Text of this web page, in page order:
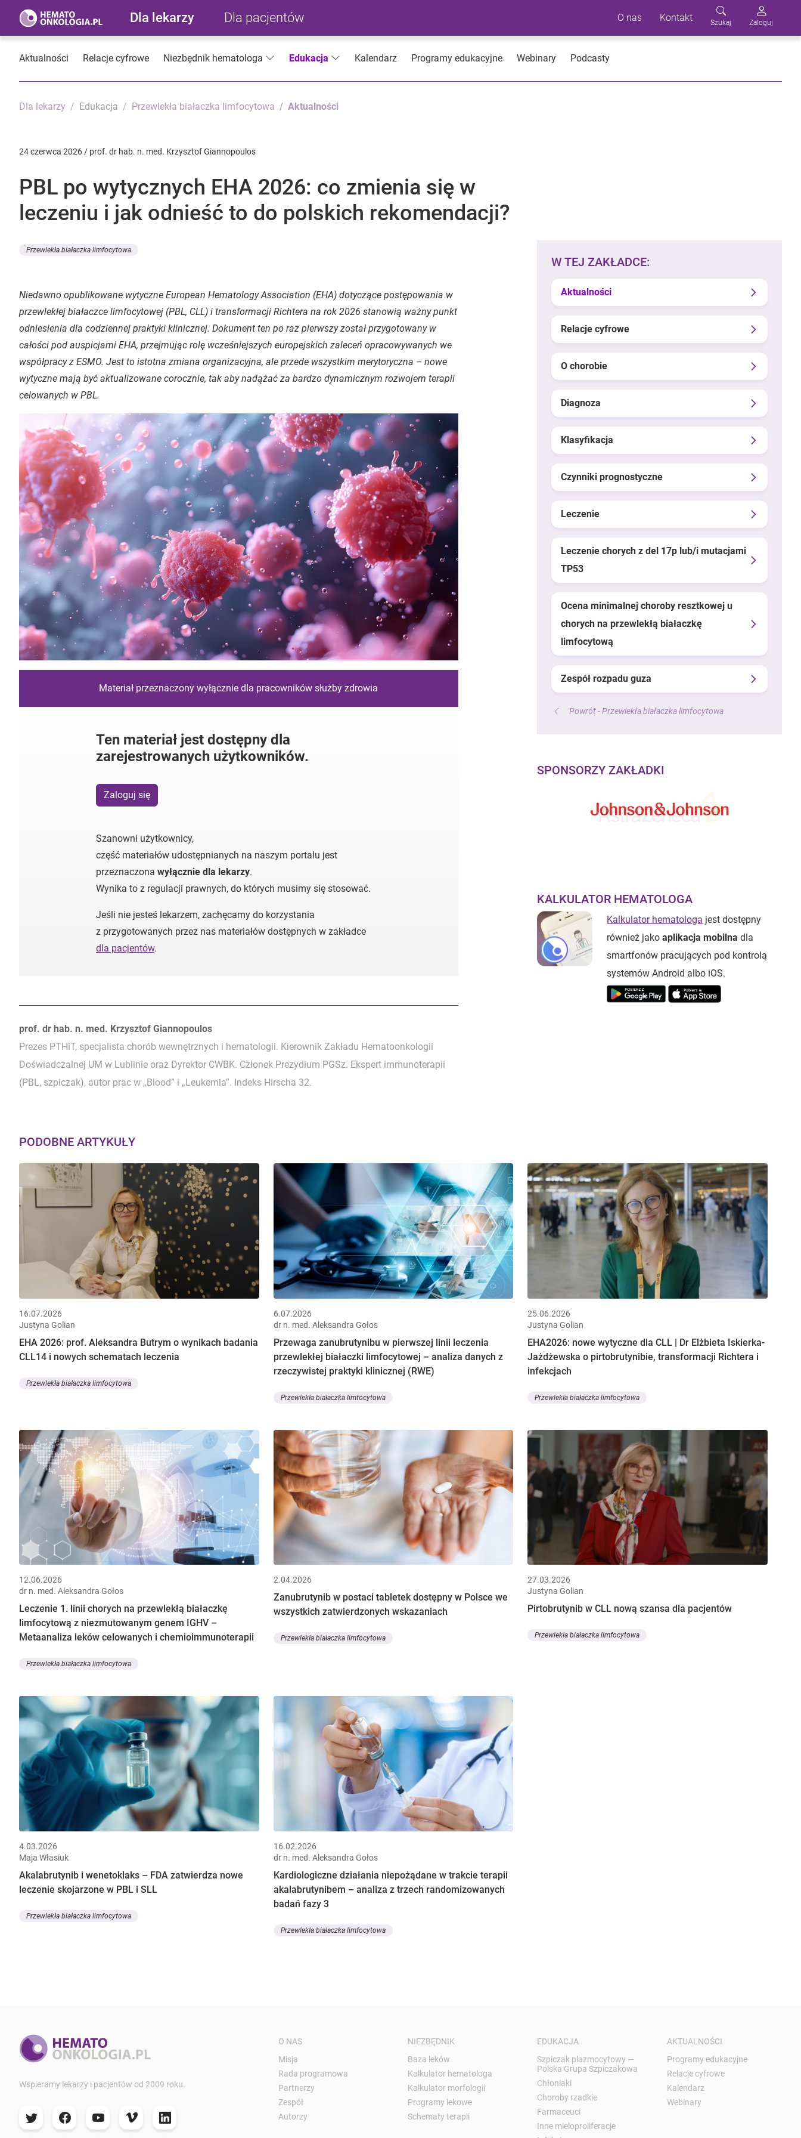
Dla lekarzy Dla pacjentów O nas Kontakt Szukaj Zaloguj
Aktualności Relacje cyfrowe Niezbędnik hematologa Edukacja Kalendarz Programy edukacyjne Webinary Podcasty
Dla lekarzy Edukacja Przewlekła białaczka limfocytowa Aktualności
24 czerwca 2026 / prof. dr hab. n. med. Krzysztof Giannopoulos
PBL po wytycznych EHA 2026: co zmienia się w
leczeniu i jak odnieść to do polskich rekomendacji?
Przewlekła białaczka limfocytowa
Niedawno opublikowane wytyczne European Hematology Association (EHA) dotyczące postępowania w
przewlekłej białaczce limfocytowej (PBL, CLL) i transformacji Richtera na rok 2026 stanowią ważny punkt
odniesienia dla codziennej praktyki klinicznej. Dokument ten po raz pierwszy został przygotowany w
całości pod auspicjami EHA, przejmując rolę wcześniejszych europejskich zaleceń opracowywanych we
współpracy z ESMO. Jest to istotna zmiana organizacyjna, ale przede wszystkim merytoryczna – nowe
wytyczne mają być aktualizowane corocznie, tak aby nadążać za bardzo dynamicznym rozwojem terapii
celowanych w PBL.
Materiał przeznaczony wyłącznie dla pracowników służby zdrowia
Ten materiał jest dostępny dla
zarejestrowanych użytkowników.
Zaloguj się
Szanowni użytkownicy,
część materiałów udostępnianych na naszym portalu jest
przeznaczona wyłącznie dla lekarzy.
Wynika to z regulacji prawnych, do których musimy się stosować.
Jeśli nie jesteś lekarzem, zachęcamy do korzystania
z przygotowanych przez nas materiałów dostępnych w zakładce
dla pacjentów.
Autorzy:
prof. dr hab. n. med. Krzysztof Giannopoulos
Prezes PTHiT, specjalista chorób wewnętrznych i hematologii. Kierownik Zakładu Hematoonkologii
Doświadczalnej UM w Lublinie oraz Dyrektor CWBK. Członek Prezydium PGSz. Ekspert immunoterapii
(PBL, szpiczak), autor prac w „Blood” i „Leukemia”. Indeks Hirscha 32.
W TEJ ZAKŁADCE:
Aktualności
Relacje cyfrowe
O chorobie
Diagnoza
Klasyfikacja
Czynniki prognostyczne
Leczenie
Leczenie chorych z del 17p lub/i mutacjami
TP53
Ocena minimalnej choroby resztkowej u
chorych na przewlekłą białaczkę
limfocytową
Zespół rozpadu guza
Powrót - Przewlekła białaczka limfocytowa
SPONSORZY ZAKŁADKI
KALKULATOR HEMATOLOGA
Kalkulator hematologa jest dostępny
również jakoaplikacja mobilna dla
smartfonów pracujących pod kontrolą
systemów Android albo iOS.
PODOBNE ARTYKUŁY
16.07.2026
Justyna Golian
EHA 2026: prof. Aleksandra Butrym o wynikach badania
CLL14 i nowych schematach leczenia
Przewlekła białaczka limfocytowa
6.07.2026
dr n. med. Aleksandra Gołos
Przewaga zanubrutynibu w pierwszej linii leczenia
przewlekłej białaczki limfocytowej – analiza danych z
rzeczywistej praktyki klinicznej (RWE)
Przewlekła białaczka limfocytowa
25.06.2026
Justyna Golian
EHA2026: nowe wytyczne dla CLL | Dr Elżbieta Iskierka-
Jażdżewska o pirtobrutynibie, transformacji Richtera i
infekcjach
Przewlekła białaczka limfocytowa
12.06.2026
dr n. med. Aleksandra Gołos
Leczenie 1. linii chorych na przewlekłą białaczkę
limfocytową z niezmutowanym genem IGHV –
Metaanaliza leków celowanych i chemioimmunoterapii
Przewlekła białaczka limfocytowa
2.04.2026
Zanubrutynib w postaci tabletek dostępny w Polsce we
wszystkich zatwierdzonych wskazaniach
Przewlekła białaczka limfocytowa
27.03.2026
Justyna Golian
Pirtobrutynib w CLL nową szansa dla pacjentów
Przewlekła białaczka limfocytowa
4.03.2026
Maja Własiuk
Akalabrutynib i wenetoklaks – FDA zatwierdza nowe
leczenie skojarzone w PBL i SLL
Przewlekła białaczka limfocytowa
16.02.2026
dr n. med. Aleksandra Gołos
Kardiologiczne działania niepożądane w trakcie terapii
akalabrutynibem – analiza z trzech randomizowanych
badań fazy 3
Przewlekła białaczka limfocytowa
Wspieramy lekarzy i pacjentów od 2009 roku.
O NAS
Misja
Rada programowa
Partnerzy
Zespół
Autorzy
NIEZBĘDNIK
Baza leków
Kalkulator hematologa
Kalkulator morfologii
Programy lekowe
Schematy terapii
EDUKACJA
Szpiczak plazmocytowy —
Polska Grupa Szpiczakowa
Chłoniaki
Choroby rzadkie
Farmaceuci
Inne mieloproliferacje
AKTUALNOŚCI
Programy edukacyjne
Relacje cyfrowe
Kalendarz
Webinary